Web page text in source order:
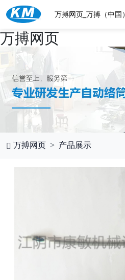
万搏网页
万搏网页_万搏（中国）
万搏网页 产品展示